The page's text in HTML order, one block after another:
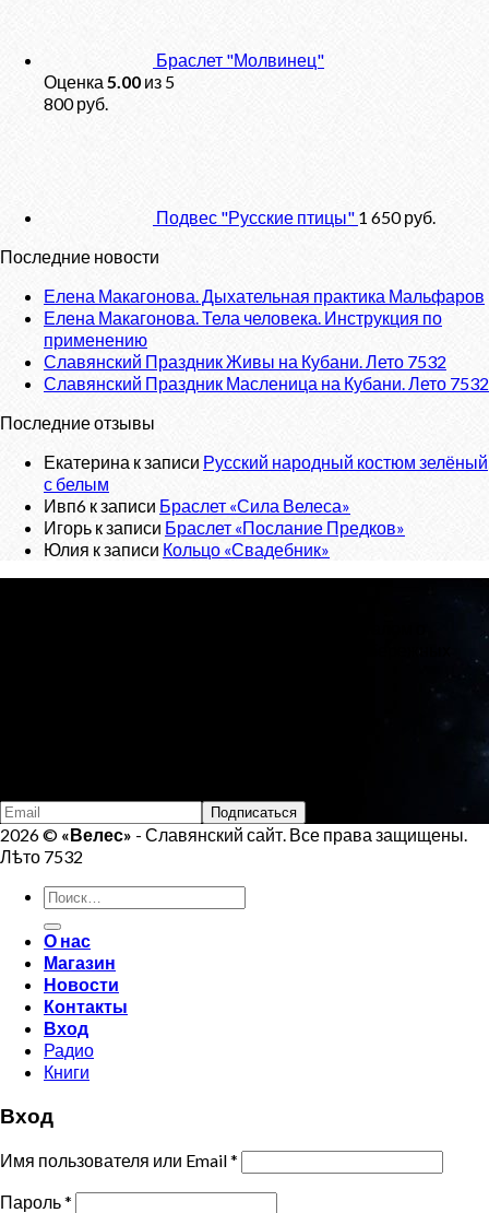
Браслет "Молвинец"
Оценка 5.00 из 5
800руб.
Подвес "Русские птицы" 1 650руб.
Последние новости
Елена Макагонова. Дыхательная практика Мальфаров
Елена Макагонова. Тела человека. Инструкция по
применению
Славянский Праздник Живы на Кубани. Лето 7532
Славянский Праздник Масленица на Кубани. Лето 7532
Последние отзывы
Екатерина к записи Русский народный костюм зелёный
с белым
Ивп6 к записи Браслет «Сила Велеса»
Игорь к записи Браслет «Послание Предков»
Юлия к записи Кольцо «Свадебник»
2026 © «Велес» - Славянский сайт. Все права защищены.
Лѣто 7532
Искать:
О нас
Магазин
Новости
Контакты
Вход
Радио
Книги
Вход
Имя пользователя или Email*
Пароль*